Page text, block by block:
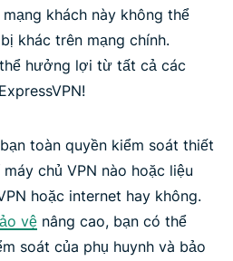
khách này không thể
khác trên mạng chính.
hưởng lợi từ tất cả các
toàn quyền kiểm soát thiết
chủ VPN nào hoặc liệu
hoặc internet hay không.
vệ nâng cao, bạn có thể
soát của phụ huynh và bảo